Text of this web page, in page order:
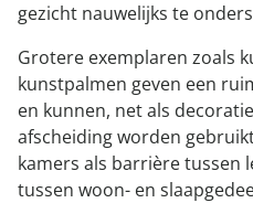
gezicht nauwelijks te
Grotere exemplaren zoals
kunstpalmen geven een
en kunnen, net als
afscheiding worden
kamers als barrière tussen
tussen woon- en